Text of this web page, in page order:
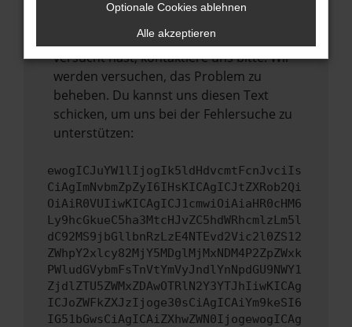
Wende dich an den Webseitenbetreiber.
Wenn du alle oben genannten Schritte
versucht hast, kontaktiere uns bitte. Wir
werden versuchen, das Problem zu
beheben. Du kannst uns diesen Text
schicken, um uns bei der Fehlersuche zu
unterstützen:
ewogICJuYW1lIjogIk5ldHdvcmtFcnJvciIs
CiAgImNvbmZpZyI6IHsKICAgICJtZXRob2Qi
OiAiR0VUIiwKICAgICJ1cmwiOiAiaHR0cHM6
Ly9hcGkueC5ha3MtcHJvZC5hdWRhcmlzLm5l
dC92MS9jbGllbnRzLzE4NTEvd2Vic2l0ZS12
ZWhpY2xlcy82MjY5MDglMjMxNDM4P2ZpZWxk
PWludGVybmFsTnVtYmVyJndlYnNpdGU9NWY1
ZjdlZTU5ZWMxZDAwOTRlN2Y3YTJhIiwKICAg
ICJoZWFkZXJzIjoge30sCiAgICAiYm9keSI6
IG51bGwsCiAgICAiZXhwZWN0IjogewogICAg
Optionale Cookies ablehnen
Alle akzeptieren